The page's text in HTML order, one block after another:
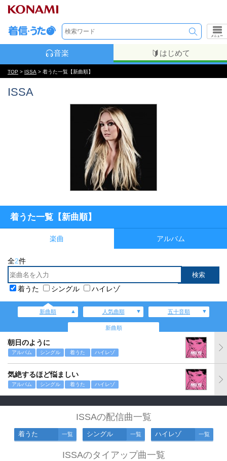
メニュー
音楽 はじめて
TOP > ISSA > 着うた一覧【新曲順】
ISSA
着うた一覧【新曲順】
楽曲 アルバム
全2件
着うた シングル ハイレゾ
新曲順 人気曲順 五十音順
新曲順
朝日のように
アルバム シングル 着うた ハイレゾ
気絶するほど悩ましい
アルバム シングル 着うた ハイレゾ
ISSAの配信曲一覧
着うた 一覧 シングル 一覧 ハイレゾ 一覧
ISSAのタイアップ曲一覧